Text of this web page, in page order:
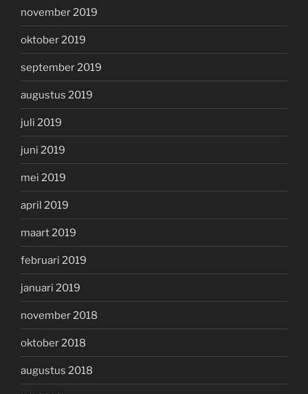
november 2019
oktober 2019
september 2019
augustus 2019
juli 2019
juni 2019
mei 2019
april 2019
maart 2019
februari 2019
januari 2019
november 2018
oktober 2018
augustus 2018